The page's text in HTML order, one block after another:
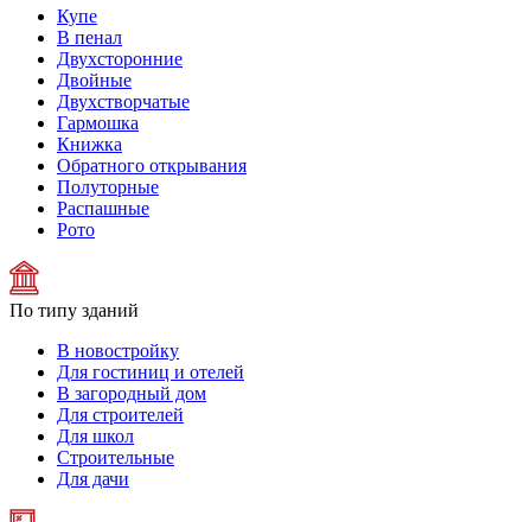
Купе
В пенал
Двухсторонние
Двойные
Двухстворчатые
Гармошка
Книжка
Обратного открывания
Полуторные
Распашные
Рото
По типу зданий
В новостройку
Для гостиниц и отелей
В загородный дом
Для строителей
Для школ
Строительные
Для дачи